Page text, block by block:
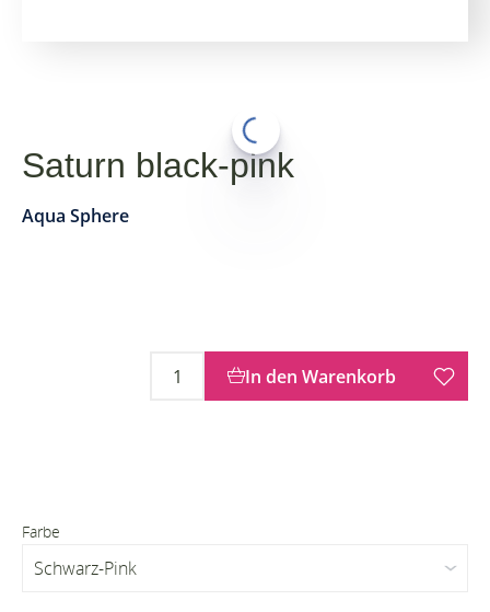
Saturn black-pink
Aqua Sphere
In den Warenkorb
Farbe
Schwarz-Pink